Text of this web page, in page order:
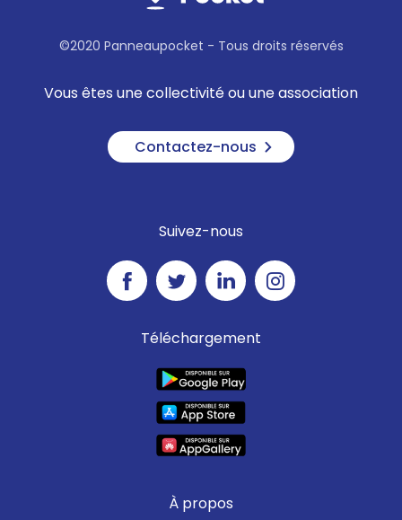
©2020 Panneaupocket - Tous droits réservés
Vous êtes une collectivité ou une association
Contactez-nous
Suivez-nous
Téléchargement
À propos